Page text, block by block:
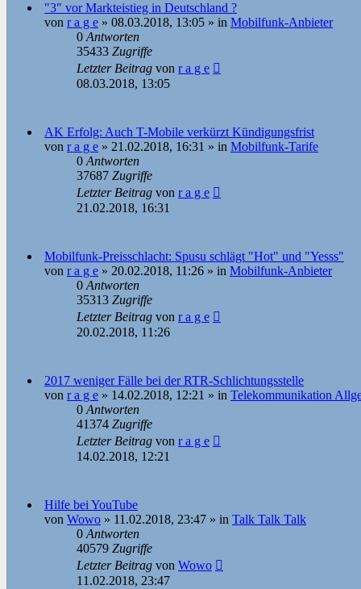
"3" vor Markteistieg in Deutschland ?
von r a g e » 08.03.2018, 13:05 » in Mobilfunk-Anbieter
0Antworten
35433 Zugriffe
Letzter Beitrag von r a g e
08.03.2018, 13:05
AK Erfolg: Auch T-Mobile verkürzt Kündigungsfrist
von r a g e » 21.02.2018, 16:31 » in Mobilfunk-Tarife
0Antworten
37687 Zugriffe
Letzter Beitrag von r a g e
21.02.2018, 16:31
Mobilfunk-Preisschlacht: Spusu schlägt "Hot" und "Yesss"
von r a g e » 20.02.2018, 11:26 » in Mobilfunk-Anbieter
0Antworten
35313 Zugriffe
Letzter Beitrag von r a g e
20.02.2018, 11:26
2017 weniger Fälle bei der RTR-Schlichtungsstelle
von r a g e » 14.02.2018, 12:21 » in Telekommunikation
0Antworten
41374 Zugriffe
Letzter Beitrag von r a g e
14.02.2018, 12:21
Hilfe bei YouTube
von Wowo » 11.02.2018, 23:47 » in Talk Talk Talk
0Antworten
40579 Zugriffe
Letzter Beitrag von Wowo
11.02.2018, 23:47